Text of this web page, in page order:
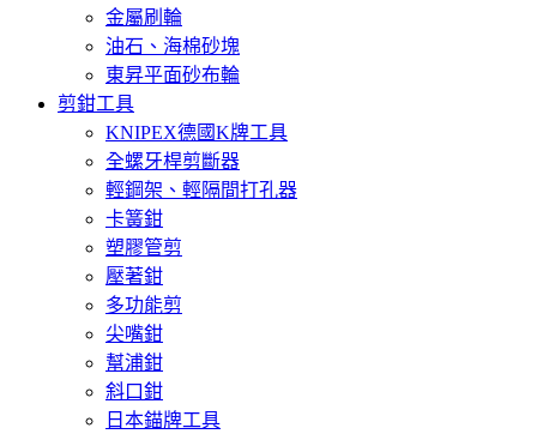
金屬刷輪
油石、海棉砂塊
東昇平面砂布輪
剪鉗工具
KNIPEX德國K牌工具
全螺牙桿剪斷器
輕鋼架、輕隔間打孔器
卡簧鉗
塑膠管剪
壓著鉗
多功能剪
尖嘴鉗
幫浦鉗
斜口鉗
日本錨牌工具